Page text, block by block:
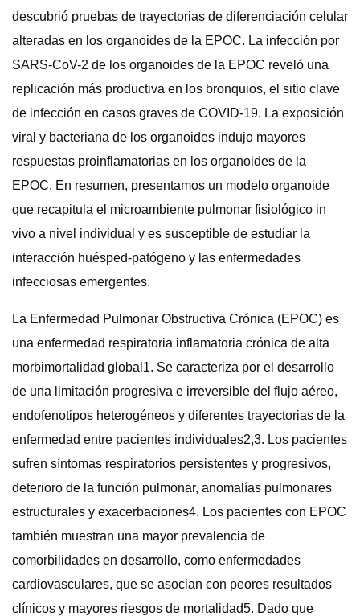
descubrió pruebas de trayectorias de diferenciación celular
alteradas en los organoides de la EPOC. La infección por
SARS-CoV-2 de los organoides de la EPOC reveló una
replicación más productiva en los bronquios, el sitio clave
de infección en casos graves de COVID-19. La exposición
viral y bacteriana de los organoides indujo mayores
respuestas proinflamatorias en los organoides de la
EPOC. En resumen, presentamos un modelo organoide
que recapitula el microambiente pulmonar fisiológico in
vivo a nivel individual y es susceptible de estudiar la
interacción huésped-patógeno y las enfermedades
infecciosas emergentes.
La Enfermedad Pulmonar Obstructiva Crónica (EPOC) es
una enfermedad respiratoria inflamatoria crónica de alta
morbimortalidad global1. Se caracteriza por el desarrollo
de una limitación progresiva e irreversible del flujo aéreo,
endofenotipos heterogéneos y diferentes trayectorias de la
enfermedad entre pacientes individuales2,3. Los pacientes
sufren síntomas respiratorios persistentes y progresivos,
deterioro de la función pulmonar, anomalías pulmonares
estructurales y exacerbaciones4. Los pacientes con EPOC
también muestran una mayor prevalencia de
comorbilidades en desarrollo, como enfermedades
cardiovasculares, que se asocian con peores resultados
clínicos y mayores riesgos de mortalidad5. Dado que